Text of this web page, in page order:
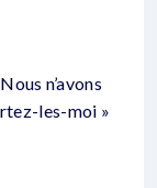
n’avons
les-moi »